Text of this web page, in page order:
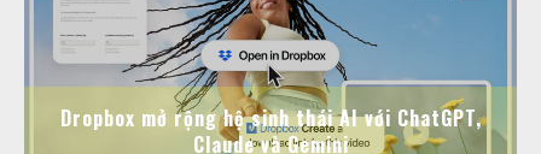
Dropbox mở rộng hệ sinh thái AI với ChatGPT,
Claude và Gemini